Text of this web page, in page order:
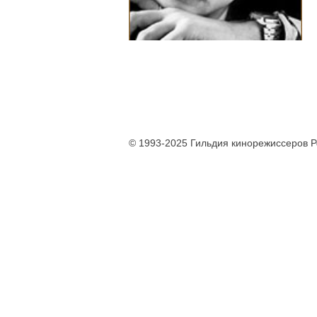
© 1993-2025 Гильдия кинорежиссеров